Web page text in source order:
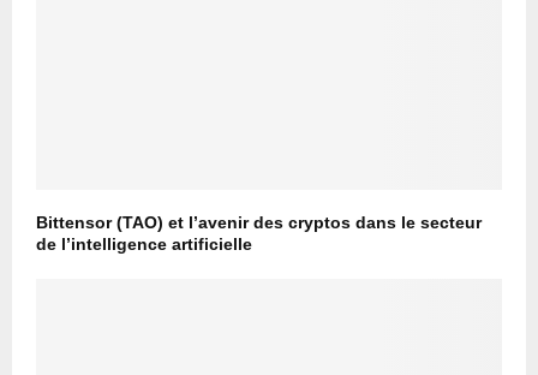
Bittensor (TAO) et l’avenir des cryptos dans le secteur
de l’intelligence artificielle